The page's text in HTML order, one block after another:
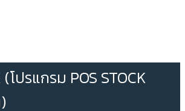
(โปรแกรม POS STOCK